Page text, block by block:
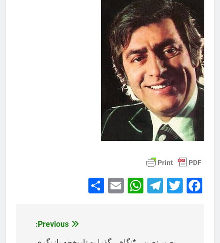
Facebook
Twitter
Telegram
WhatsApp
Email
Previous: